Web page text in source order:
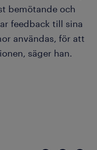
bemötande och
feedback till sina
användas, för att
säger han.